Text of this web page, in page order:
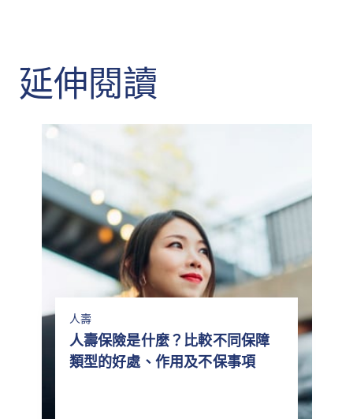
延伸閱讀
人壽
人壽保險是什麼？比較不同保障
類型的好處、作用及不保事項